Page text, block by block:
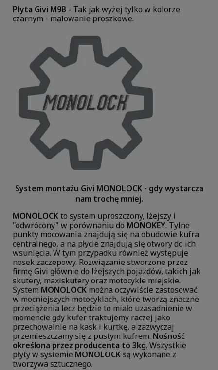
Płyta Givi M9B - Tak jak wyżej tylko w kolorze
czarnym - malowanie proszkowe.
System montażu Givi MONOLOCK - gdy wystarcza
nam trochę mniej.
MONOLOCKto system uproszczony, lżejszy i
"odwrócony" w porównaniu do MONOKEY. Tylne
punkty mocowania znajdują się na obudowie kufra
centralnego, a na płycie znajdują się otwory do ich
wsunięcia. W tym przypadku również występuje
nosek zaczepowy. Rozwiązanie stworzone przez
firmę Givi głównie do lżejszych pojazdów, takich jak
skutery, maxiskutery oraz motocykle miejskie.
System MONOLOCK można oczywiście zastosować
w mocniejszych motocyklach, które tworzą znaczne
przeciążenia lecz będzie to miało uzasadnienie w
momencie gdy kufer traktujemy raczej jako
przechowalnie na kask i kurtkę, a zazwyczaj
przemieszczamy się z pustym kufrem. Nośność
określona przez producenta to 3kg. Wszystkie
płyty w systemie MONOLOCKsą wykonane z
tworzywa sztucznego.